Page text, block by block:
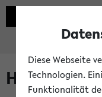
Hilfe &
Diese Webseite
Technologien.
Funktionalität